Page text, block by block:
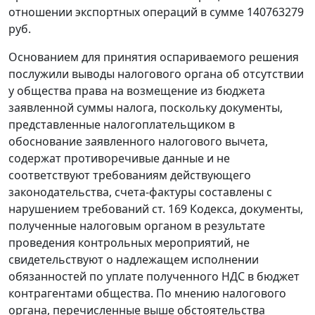
отношении экспортных операций в сумме 140763279
руб.
Основанием для принятия оспариваемого решения
послужили выводы налогового органа об отсутствии
у общества права на возмещение из бюджета
заявленной суммы налога, поскольку документы,
представленные налогоплательщиком в
обоснование заявленного налогового вычета,
содержат противоречивые данные и не
соответствуют требованиям действующего
законодательства, счета-фактуры составлены с
нарушением требований ст. 169 Кодекса, документы,
полученные налоговым органом в результате
проведения контрольных мероприятий, не
свидетельствуют о надлежащем исполнении
обязанностей по уплате полученного НДС в бюджет
контрагентами общества. По мнению налогового
органа, перечисленные выше обстоятельства